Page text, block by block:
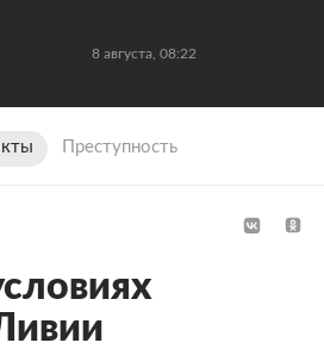
8 августа, 08:22
Преступность